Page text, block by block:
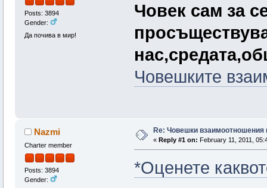
Posts: 3894
Gender:
Да почива в мир!
Човек сам за
Човешките
Nazmi
Charter member
Posts: 3894
Gender:
Re: Човешки взаимоотношения
« Reply #1 on: February 11, 2011,
*Оценете